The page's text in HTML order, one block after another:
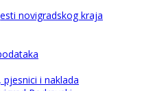
novigradskog kraja
pjesnici i naklada